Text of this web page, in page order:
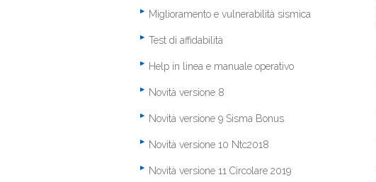
Miglioramento e vulnerabilità sismica
Test di affidabilità
Help in linea e manuale operativo
Novità versione 8
Novità versione 9 Sisma Bonus
Novità versione 10 Ntc2018
Novità versione 11 Circolare 2019